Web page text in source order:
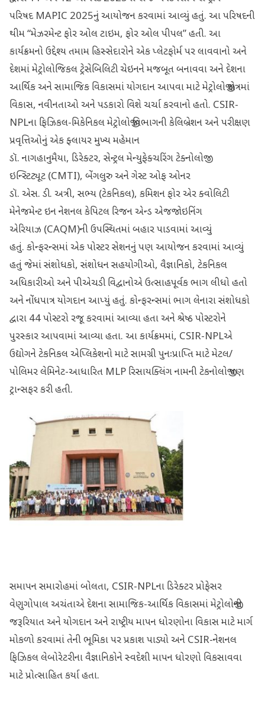
પરિષદ MAPIC 2025નું આયોજન કરવામાં આવ્યું હતું. આ પરિષદની
થીમ “મેઝરમેન્ટ ફોર ઓલ ટાઇમ, ફોર ઓલ પીપલ” હતી. આ
કાર્યક્રમનો ઉદ્દેશ્ય તમામ હિસ્સેદારોને એક પ્લેટફોર્મ પર લાવવાનો અને
દેશમાં મેટ્રોલોજિકલ ટ્રેસેબિલિટી ચેઇનને મજબૂત બનાવવા અને દેશના
આર્થિક અને સામાજિક વિકાસમાં યોગદાન આપવા માટે મેટ્રોલોજી ક્ષેત્રમાં
વિકાસ, નવીનતાઓ અને પડકારો વિશે ચર્ચા કરવાનો હતો. CSIR-
NPLના ફિઝિકલ-મિકેનિકલ મેટ્રોલોજી વિભાગની કેલિબ્રેશન અને પરીક્ષણ
પ્રવૃત્તિઓનું એક ફ્લાયર મુખ્ય મહેમાન
ડૉ. નાગહાનુમૈયા, ડિરેક્ટર, સેન્ટ્રલ મેન્યુફેક્ચરિંગ ટેક્નોલોજી
ઇન્સ્ટિટ્યૂટ (CMTI), બેંગલુરુ અને ગેસ્ટ ઓફ ઓનર
ડૉ. એસ. ડી. અત્રી, સભ્ય (ટેકનિકલ), કમિશન ફોર એર ક્વોલિટી
મેનેજમેન્ટ ઇન નેશનલ કેપિટલ રિજન એન્ડ એજજોઇનિંગ
એરિયાઝ (CAQM)ની ઉપસ્થિતમાં બહાર પાડવામાં આવ્યું
હતું. કોન્ફરન્સમાં એક પોસ્ટર સેશનનું પણ આયોજન કરવામાં આવ્યું
હતું જેમાં સંશોધકો, સંશોધન સહયોગીઓ, વૈજ્ઞાનિકો, ટેકનિકલ
અધિકારીઓ અને પીએચડી વિદ્વાનોએ ઉત્સાહપૂર્વક ભાગ લીધો હતો
અને નોંધપાત્ર યોગદાન આપ્યું હતું. કોન્ફરન્સમાં ભાગ લેનારા સંશોધકો
દ્વારા 44 પોસ્ટરો રજૂ કરવામાં આવ્યા હતા અને શ્રેષ્ઠ પોસ્ટરોને
પુરસ્કાર આપવામાં આવ્યા હતા. આ કાર્યક્રમમાં, CSIR-NPLએ
ઉદ્યોગને ટેકનિકલ એપ્લિકેશનો માટે સામગ્રી પુનઃપ્રાપ્તિ માટે મેટલ/
પોલિમર લેમિનેટ-આધારિત MLP રિસાયક્લિંગ નામની ટેકનોલોજી પણ
ટ્રાન્સફર કરી હતી.
સમાપન સમારોહમાં બોલતા, CSIR-NPLના ડિરેક્ટર પ્રોફેસર
વેણુગોપાલ અચંતાએ દેશના સામાજિક-આર્થિક વિકાસમાં મેટ્રોલોજીની
જરૂરિયાત અને યોગદાન અને રાષ્ટ્રીય માપન ધોરણોના વિકાસ માટે માર્ગ
મોકળો કરવામાં તેની ભૂમિકા પર પ્રકાશ પાડ્યો અને CSIR-નેશનલ
ફિઝિકલ લેબોરેટરીના વૈજ્ઞાનિકોને સ્વદેશી માપન ધોરણો વિકસાવવા
માટે પ્રોત્સાહિત કર્યા હતા.